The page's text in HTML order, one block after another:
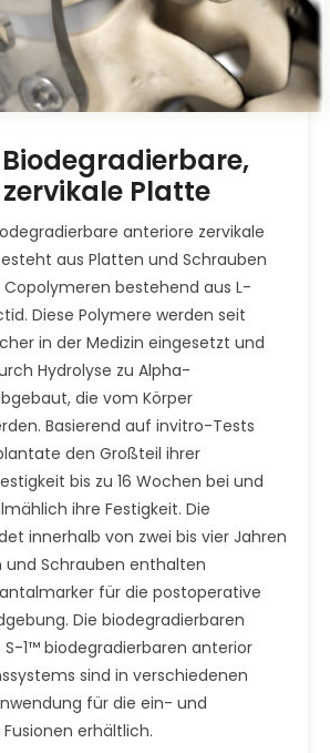
Biodegradierbare,
Platte
anteriore zervikale
aus Platten und Schrauben
bestehend aus L-
Diese Polymere werden seit
in der Medizin eingesetzt und
Hydrolyse zu Alpha-
die vom Körper
Basierend auf invitro-Tests
den Großteil ihrer
bis zu 16 Wochen bei und
ihre Festigkeit. Die
innerhalb von zwei bis vier Jahren
und Schrauben enthalten
für die postoperative
Die biodegradierbaren
1™ biodegradierbaren anterior
sind in verschiedenen
für die ein- und
erhältlich.